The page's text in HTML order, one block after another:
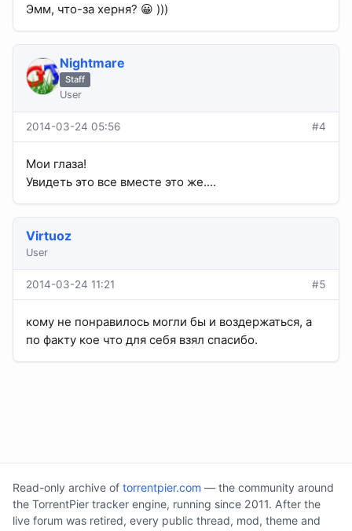
Эмм, что-за херня? 😀 )))
Nightmare
Staff
User
2014-03-24 05:56 #4
Мои глаза!
Увидеть это все вместе это же....
Virtuoz
User
2014-03-24 11:21 #5
кому не понравилось могли бы и воздержаться, а
по факту кое что для себя взял спасибо.
Read-only archive of torrentpier.com — the community around
the TorrentPier tracker engine, running since 2011. After the
live forum was retired, every public thread, mod, theme and